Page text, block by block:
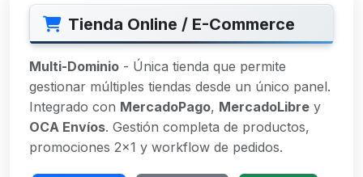
Tienda Online / E-Commerce
Multi-Dominio - Única tienda que permite
gestionar múltiples tiendas desde un único panel.
Integrado con MercadoPago, MercadoLibre y
OCA Envíos. Gestión completa de productos,
promociones 2x1 y workflow de pedidos.